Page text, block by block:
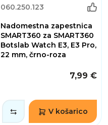
060.250.123
Nadomestna zapestnica
SMART360 za SMART360
Botslab Watch E3, E3 Pro,
22 mm, črno-roza
7,99 €
V košarico